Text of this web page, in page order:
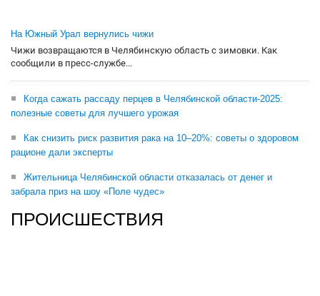
На Южный Урал вернулись чижи
Чижи возвращаются в Челябинскую область с зимовки. Как
сообщили в пресс-службе...
Когда сажать рассаду перцев в Челябинской области-2025:
полезные советы для лучшего урожая
Как снизить риск развития рака на 10–20%: советы о здоровом
рационе дали эксперты
Жительница Челябинской области отказалась от денег и
забрала приз на шоу «Поле чудес»
ПРОИСШЕСТВИЯ